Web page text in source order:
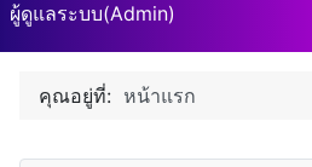
ผู้ดูแลระบบ(Admin)
คุณอยู่ที่: หน้าแรก